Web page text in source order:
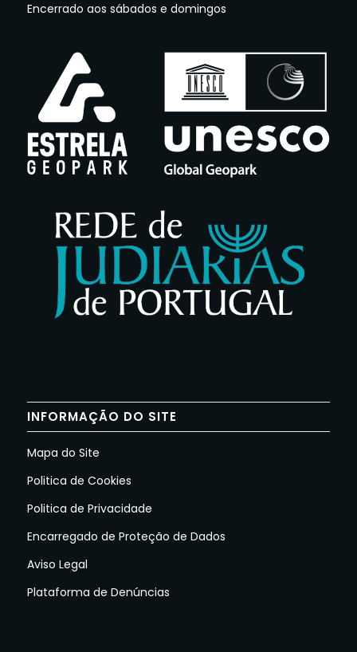
Encerrado aos sábados e domingos
INFORMAÇÃO DO SITE
Mapa do Site
Politica de Cookies
Politica de Privacidade
Encarregado de Proteção de Dados
Aviso Legal
Plataforma de Denúncias